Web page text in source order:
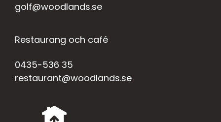
golf@woodlands.se
Restaurang och café
0435-536 35
restaurant@woodlands.se